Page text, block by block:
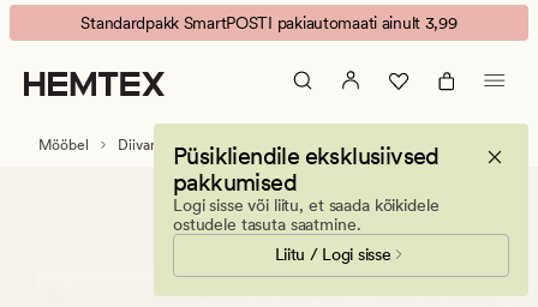
Ava
diivan
lamamisosa
paremal
Animated
banner.
Press
ESCAPE
Standardpakk SmartPOSTI pakiautomaati ainult 3,99
Püsikliendile eksklusiivsed
pakkumised
Logi sisse või liitu, et saada kõikidele
ostudele tasuta saatmine.
Liitu / Logi sisse
Mööbel Diivanid